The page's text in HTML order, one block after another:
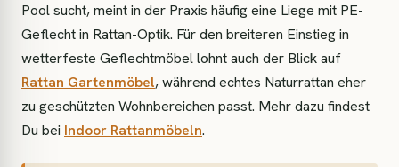
Pool sucht, meint in der Praxis häufig eine Liege mit PE-
Geflecht in Rattan-Optik. Für den breiteren Einstieg in
wetterfeste Geflechtmöbel lohnt auch der Blick auf
Rattan Gartenmöbel, während echtes Naturrattan eher
zu geschützten Wohnbereichen passt. Mehr dazu findest
Du bei Indoor Rattanmöbeln.